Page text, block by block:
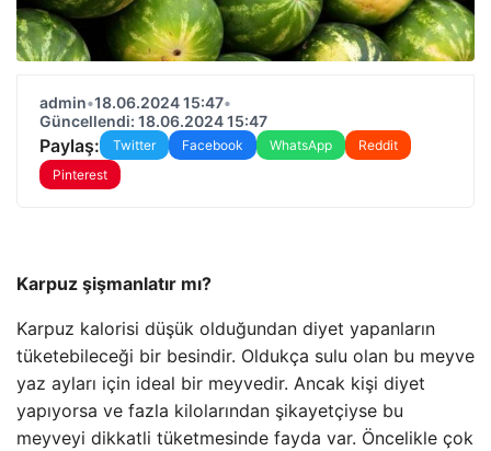
admin•18.06.2024 15:47•
Güncellendi: 18.06.2024 15:47
Paylaş: Twitter Facebook WhatsApp
Reddit
Pinterest
Karpuz şişmanlatır mı?
Karpuz kalorisi düşük olduğundan diyet yapanların
tüketebileceği bir besindir. Oldukça sulu olan bu meyve
yaz ayları için ideal bir meyvedir. Ancak kişi diyet
yapıyorsa ve fazla kilolarından şikayetçiyse bu
meyveyi dikkatli tüketmesinde fayda var. Öncelikle çok